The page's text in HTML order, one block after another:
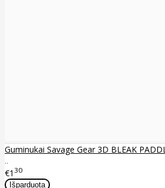
Guminukai Savage Gear 3D BLEAK
..
€1 30